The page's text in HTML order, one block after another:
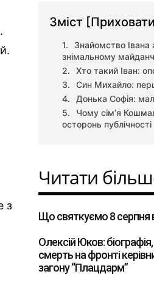
з
Зміст
Знайомство Івана
знімальному
Хто такий Іван:
Син Михайло:
Донька Софія:
Чому сім’я
осторонь публічності
Читати
Що святкуємо 8 серпня в
Олексій Юков:
смерть на фронті
загону “Плацдарм”